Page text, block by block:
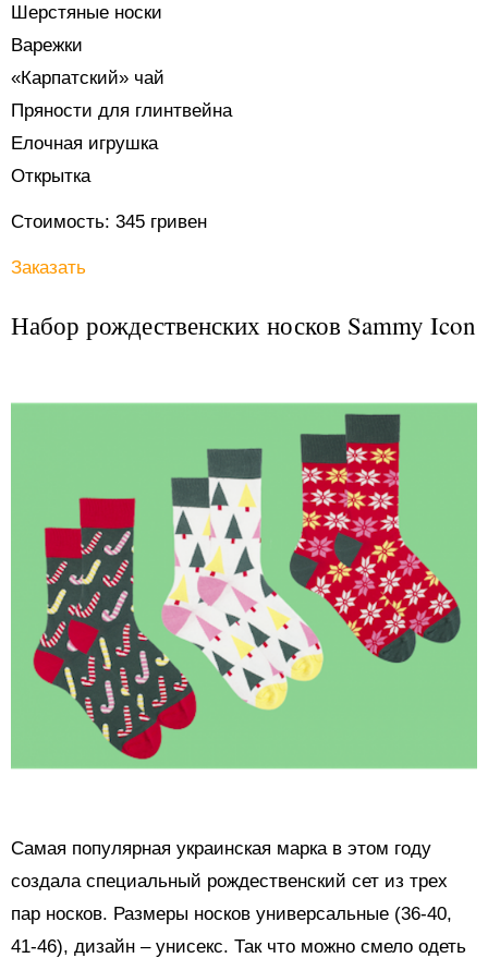
Шерстяные носки
Варежки
«Карпатский» чай
Пряности для глинтвейна
Елочная игрушка
Открытка
Стоимость: 345 гривен
Заказать
Набор рождественских носков Sammy Icon
Самая популярная украинская марка в этом году
создала специальный рождественский сет из трех
пар носков. Размеры носков универсальные (36-40,
41-46), дизайн – унисекс. Так что можно смело одеть